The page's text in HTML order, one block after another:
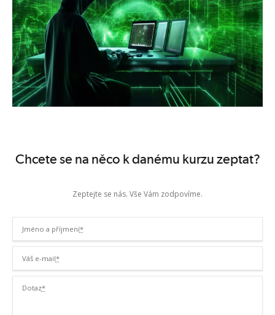
Chcete se na něco k danému kurzu zeptat?
Zeptejte se nás. Vše Vám zodpovíme.
Jméno a příjmení*
Váš e-mail*
Dotaz*